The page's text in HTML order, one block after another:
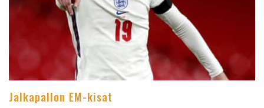
Jalkapallon EM-kisat